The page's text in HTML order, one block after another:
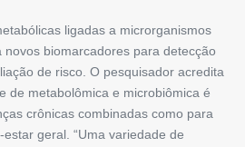
ligadas a microrganismos
biomarcadores para detecção
de risco. O pesquisador acredita
de metabolômica e microbiômica é
crônicas combinadas como para
geral. “Uma variedade de